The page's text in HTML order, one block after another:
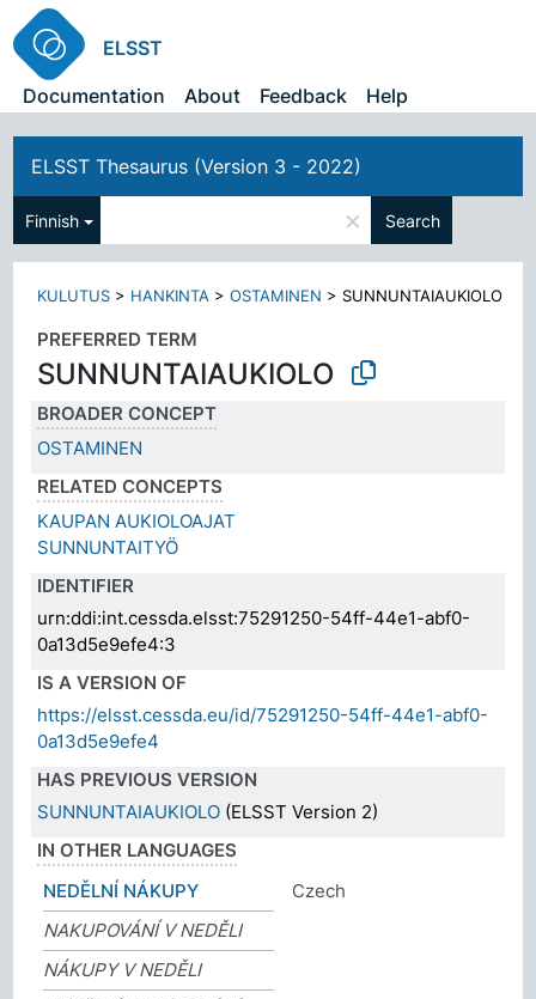
ELSST
Documentation
About Feedback Help
ELSST Thesaurus (Version 3 - 2022)
Finnish × Search
KULUTUS > HANKINTA >OSTAMINEN >SUNNUNTAIAUKIOLO
PREFERRED TERM
SUNNUNTAIAUKIOLO
BROADER CONCEPT
OSTAMINEN
RELATED CONCEPTS
KAUPAN AUKIOLOAJAT
SUNNUNTAITYÖ
IDENTIFIER
urn:ddi:int.cessda.elsst:75291250-54ff-44e1-abf0-
0a13d5e9efe4:3
IS A VERSION OF
https://elsst.cessda.eu/id/75291250-54ff-44e1-abf0-
0a13d5e9efe4
HAS PREVIOUS VERSION
SUNNUNTAIAUKIOLO (ELSST Version 2)
IN OTHER LANGUAGES
NEDĚLNÍ NÁKUPY
Czech
NAKUPOVÁNÍ V NEDĚLI
NÁKUPY V NEDĚLI